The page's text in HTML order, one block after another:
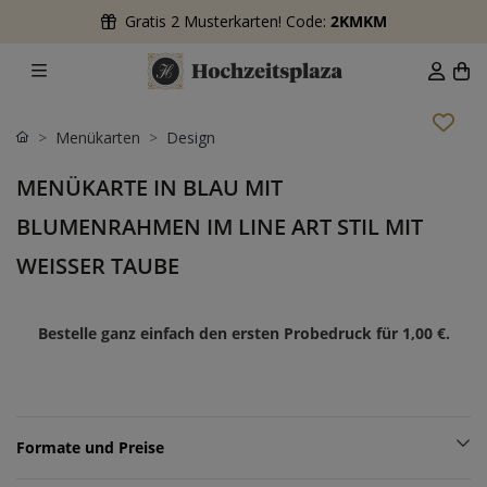
Gratis 2 Musterkarten! Code: 2KMKM
Menükarten Design
MENÜKARTE IN BLAU MIT
BLUMENRAHMEN IM LINE ART STIL MIT
WEISSER TAUBE
Bestelle ganz einfach den ersten Probedruck für 1,00 €.
Formate und Preise